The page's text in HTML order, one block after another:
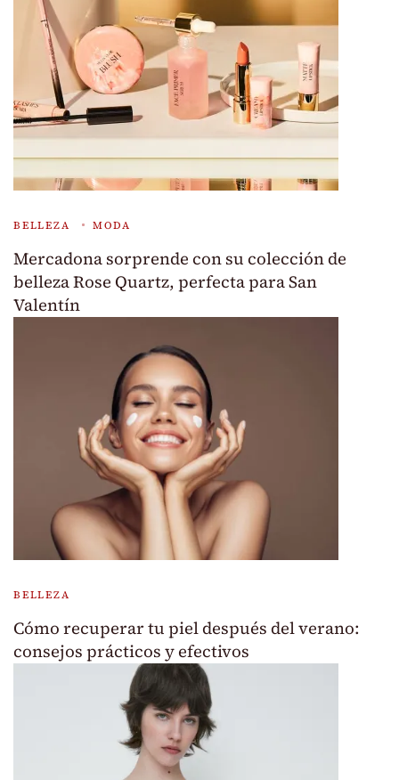
BELLEZA MODA
Mercadona sorprende con su colección de
belleza Rose Quartz, perfecta para San
Valentín
BELLEZA
Cómo recuperar tu piel después del verano:
consejos prácticos y efectivos